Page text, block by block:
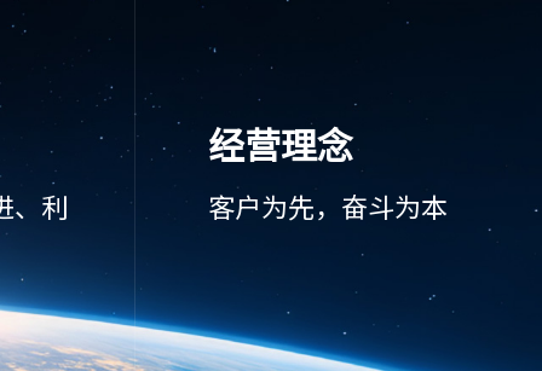
、利
经营理念
客户为先，奋斗为本